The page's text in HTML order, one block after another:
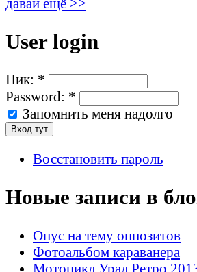
User login
Ник: *
Password: *
Запомнить меня надолго
Восстановить пароль
Новые записи в
Опус на тему оппозитов
Фотоальбом караванера
Мотоцикл Урал Ретро